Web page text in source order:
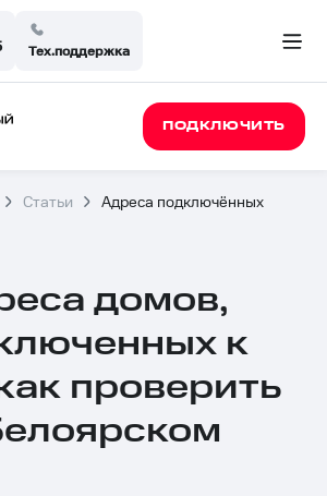
Тех.поддержка
ПОДКЛЮЧИТЬ
Статьи
Адреса подключённых
домов,
к
проверить